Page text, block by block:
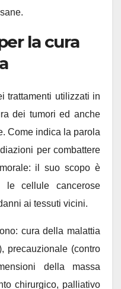
la cura
trattamenti utilizzati in
dei tumori ed anche
Come indica la parola
per combattere
il suo scopo è
le cellule cancerose
ai tessuti vicini.
cura della malattia
precauzionale (contro
della massa
chirurgico, palliativo